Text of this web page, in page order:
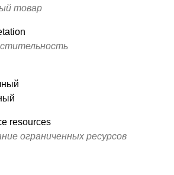
товар
resources
ограниченных ресурсов